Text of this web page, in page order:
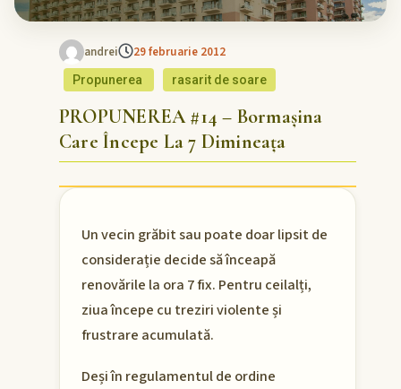
andrei 29 februarie 2012
Propunerea rasarit de soare
PROPUNEREA #14 – Bormașina
Care Începe La 7 Dimineața
Un vecin grăbit sau poate doar lipsit de
considerație decide să înceapă
renovările la ora 7 fix. Pentru ceilalți,
ziua începe cu treziri violente și
frustrare acumulată.
Deși în regulamentul de ordine